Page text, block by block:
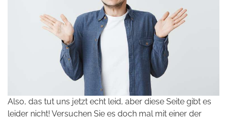
Also, das tut uns jetzt echt leid, aber diese Seite gibt es
leider nicht! Versuchen Sie es doch mal mit einer der